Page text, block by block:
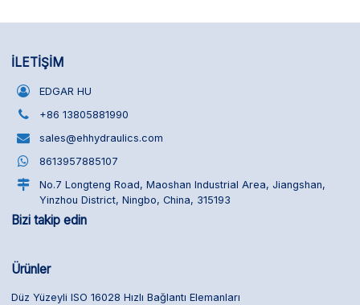
İLETIŞIM
EDGAR HU
+86 13805881990
sales@ehhydraulics.com
8613957885107
No.7 Longteng Road, Maoshan Industrial Area, Jiangshan,
Yinzhou District, Ningbo, China, 315193
Bizi takip edin
Ürünler
Düz Yüzeyli ISO 16028 Hızlı Bağlantı Elemanları